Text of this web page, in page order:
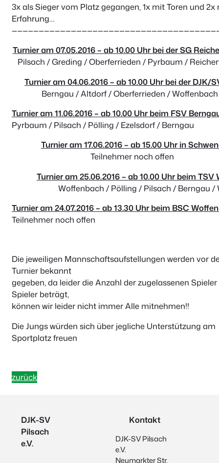
3x als Sieger vom Platz gegangen, 1x mit Toren und 2x
Erfahrung…
Turnier am 07.05.2016 – ab 10.00 Uhr bei der SG
Pilsach / Greding / Oberferrieden / Pyrbaum /
Turnier am 04.06.2016 – ab 10.00 Uhr bei der DJK/
Berngau / Altdorf / Oberferrieden /
Turnier am 11.06.2016 – ab 10.00 Uhr beim FSV
Pyrbaum / Pilsach / Pölling / Ezelsdorf / Berngau
Turnier am 17.06.2016 – ab 15.00 Uhr in
Teilnehmer noch offen
Turnier am 25.06.2016 – ab 10.00 Uhr beim TSV
Woffenbach / Pölling / Pilsach / Berngau /
Turnier am 24.07.2016 – ab 13.30 Uhr beim BSC
Teilnehmer noch offen
Die jeweiligen Mannschaftsaufstellungen werden vor
Turnier bekannt
gegeben, da leider die Anzahl der zugelassenen Spieler
Spieler beträgt,
können wir leider nicht immer Alle mitnehmen!!
Die Jungs würden sich über jegliche Unterstützung am
Sportplatz freuen
zurück
DJK-SV
Pilsach
e.V.
Kontakt
DJK-SV Pilsach
e.V.
Neumarkter Str.